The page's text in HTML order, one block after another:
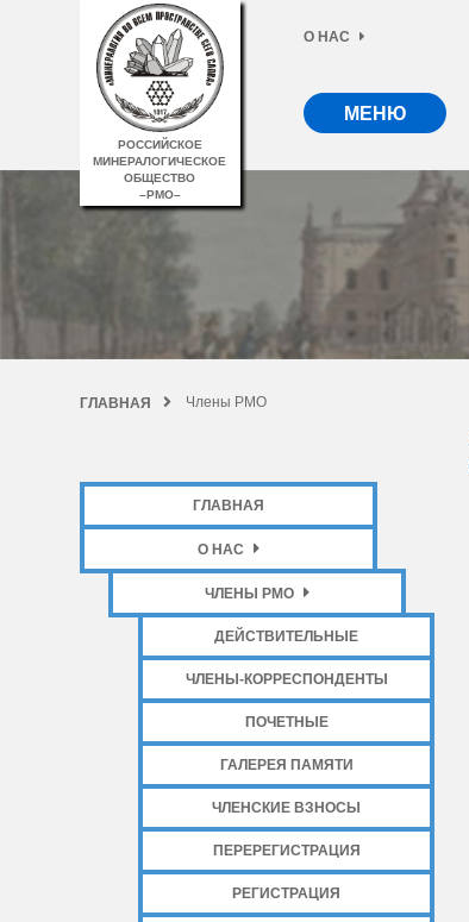
РОССИЙСКОЕ
МИНЕРАЛОГИЧЕСКОЕ
ОБЩЕСТВО
–РМО–
О НАС
МЕНЮ
ГЛАВНАЯ Члены РМО
ГЛАВНАЯ
О НАС
ЧЛЕНЫ РМО
ДЕЙСТВИТЕЛЬНЫЕ
ЧЛЕНЫ-КОРРЕСПОНДЕНТЫ
ПОЧЕТНЫЕ
ГАЛЕРЕЯ ПАМЯТИ
ЧЛЕНСКИЕ ВЗНОСЫ
ПЕРЕРЕГИСТРАЦИЯ
РЕГИСТРАЦИЯ